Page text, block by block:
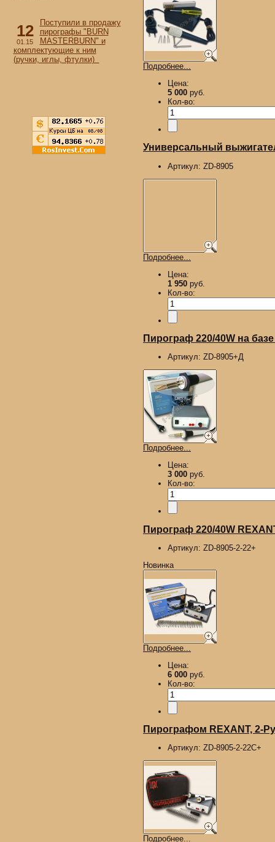
12
01.15
Поступили в продажу
пирографы "BURN
MASTERBURN" и
комплектующие к ним
(ручки, иглы, фтулки)
Подробнее...
Цена:
5 000 руб.
Кол-во:
Универсальный
Артикул: ZD-8905
Подробнее...
Цена:
1 950 руб.
Кол-во:
Пирограф 220/40W на
Артикул: ZD-8905+Д
Подробнее...
Цена:
3 000 руб.
Кол-во:
Пирограф 220/40W
Артикул: ZD-8905-2-22+
Новинка
Подробнее...
Цена:
6 000 руб.
Кол-во:
Пирографом REXANT, 2-
Артикул: ZD-8905-2-22С+
Подробнее...